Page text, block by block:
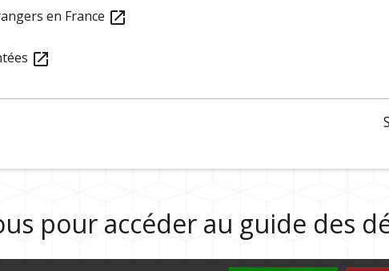
en France open_in_new
open_in_new
pour accéder au guide des